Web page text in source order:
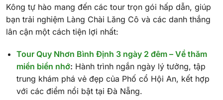
Kông tự hào mang đến các tour trọn gói hấp dẫn, giúp
bạn trải nghiệm Làng Chài Lăng Cô và các danh thắng
lân cận một cách tiện lợi nhất:
Tour Quy Nhơn Bình Định 3 ngày 2 đêm – Về thăm
miền biển nhớ: Hành trình ngắn ngày lý tưởng, tập
trung khám phá vẻ đẹp của Phố cổ Hội An, kết hợp
với các điểm nổi bật tại Đà Nẵng.